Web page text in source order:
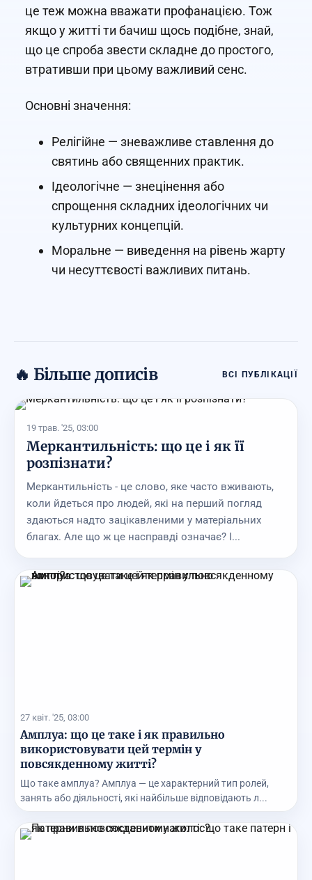
це теж можна вважати профанацією. Тож
якщо у житті ти бачиш щось подібне, знай,
що це спроба звести складне до простого,
втративши при цьому важливий сенс.
Основні значення:
Релігійне — зневажливе ставлення до
святинь або священних практик.
Ідеологічне — знецінення або
спрощення складних ідеологічних чи
культурних концепцій.
Моральне — виведення на рівень жарту
чи несуттєвості важливих питань.
🔥 Більше дописів ВСІ ПУБЛІКАЦІЇ
19 трав. '25, 03:00
Меркантильність: що це і як її
розпізнати?
Меркантильність - це слово, яке часто вживають,
коли йдеться про людей, які на перший погляд
здаються надто зацікавленими у матеріальних
благах. Але що ж це насправді означає? І...
27 квіт. '25, 03:00
Амплуа: що це таке і як правильно
використовувати цей термін у
повсякденному житті?
Що таке амплуа? Амплуа — це характерний тип ролей,
занять або діяльності, які найбільше відповідають л...